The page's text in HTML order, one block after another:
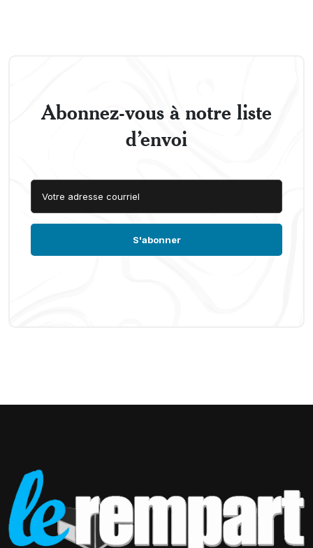
Abonnez-vous à notre liste
d’envoi